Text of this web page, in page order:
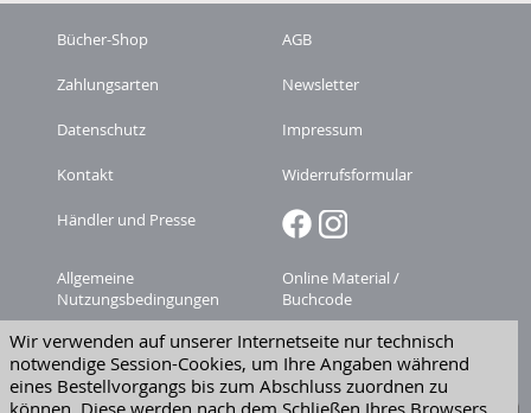
Wir verwenden auf unserer Internetseite nur technisch
notwendige Session-Cookies, um Ihre Angaben während
eines Bestellvorgangs bis zum Abschluss zuordnen zu
Bücher-Shop AGB
Zahlungsarten Newsletter
Datenschutz Impressum
Kontakt Widerrufsformular
Händler und Presse
Allgemeine
Nutzungsbedingungen
Online Material /
Buchcode
Zeitschriften-
Abonnement kündigen
Versandkosten
Widerruf erklären